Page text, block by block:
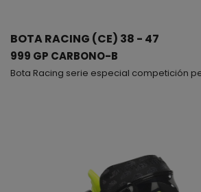
BOTA RACING (CE) 38 - 47
999 GP CARBONO-B